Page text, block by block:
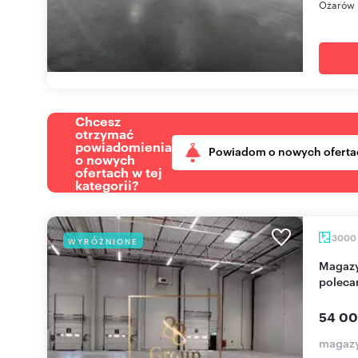
Ożarów
Chcesz
otrzymać
powiadomienia
o nowych
ofertach w tej
kategorii?
Powiadom o nowych
WYRÓŻNIONE 3000
Magazyn 3000m² z dokami i parkingiem TIR -
54